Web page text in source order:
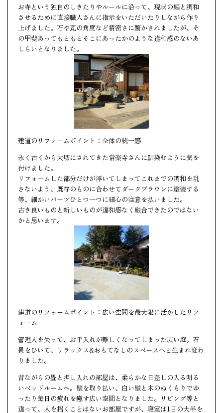
お寺という独自のしきたりやルールに沿って、現状の庭と調和
させるために直接職人さんに指示をいただいたりしながら作り
上げました。石や瓦の角度など精密さに驚かされましたが、そ
の甲斐あってもともとそこにあったかのような違和感のないあ
しらいとなりました。
建道のリフォームポイント：全体の統一感
永く古くから大切にされてきた常楽寺さんに馴染むように気を
付けました。
リフォームした部分だけが浮いてしまってこれまでの調和を乱
さないよう、既存のものに合わせてダークブラウンに塗装する
等、細かいパーツひとつ一つに細心の注意を払いました。
古き良いものと新しいものが違和感なく融合できたのではない
かと思います。
建道のリフォームポイント：広い空間を最大限に活かしたリフ
ォーム
管理人を失って、お手入れが難しくなってしまった広い庭。石
畳をひいて、リラックス&おもてなしのスペースへと生まれ変わ
りました。
昔ながらの畳と押し入れの部屋は、柔らかな日差しの入る明る
いベッドルームへ。壁を取り払い、白い壁と木のぬくもりでゆ
ったり毎日の疲れを癒す広い空間となりました。リビング等と
違って、人を招くことはないお部屋ですが、寝室は1日の大半を